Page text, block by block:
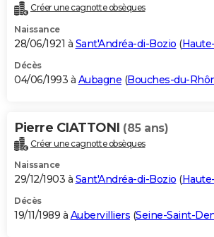
Créer une cagnotte obsèques
Naissance
28/06/1921 à Sant'Andréa-di-Bozio (
Décès
04/06/1993 à Aubagne (Bouches-du-
Pierre CIATTONI (85 ans)
Créer une cagnotte obsèques
Naissance
29/12/1903 à Sant'Andréa-di-Bozio (
Décès
19/11/1989 à Aubervilliers (Seine-Saint-